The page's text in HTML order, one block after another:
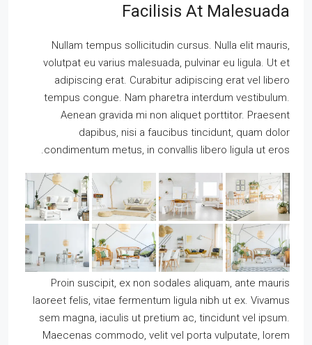
Facilisis At Malesuada
Nullam tempus sollicitudin cursus. Nulla elit mauris,
volutpat eu varius malesuada, pulvinar eu ligula. Ut et
adipiscing erat. Curabitur adipiscing erat vel libero
tempus congue. Nam pharetra interdum vestibulum.
Aenean gravida mi non aliquet porttitor. Praesent
dapibus, nisi a faucibus tincidunt, quam dolor
condimentum metus, in convallis libero ligula ut eros.
Proin suscipit, ex non sodales aliquam, ante mauris
laoreet felis, vitae fermentum ligula nibh ut ex. Vivamus
sem magna, iaculis ut pretium ac, tincidunt vel ipsum.
Maecenas commodo, velit vel porta vulputate, lorem